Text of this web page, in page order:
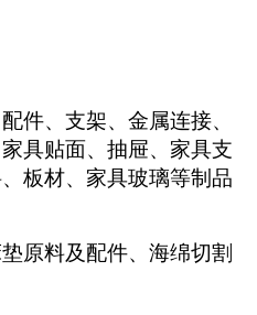
件、支架、金属连接、
具贴面、抽屉、家具支
板材、家具玻璃等制品
原料及配件、海绵切割